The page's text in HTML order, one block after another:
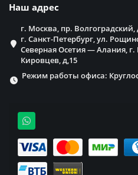
Наш адрес
г. Москва, пр. Волгоградский,
г. Санкт-Петербург, ул.
Северная Осетия — Алания,
Кировцев, д,15
Режим работы офиса: